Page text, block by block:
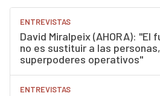
ENTREVISTAS
David Miralpeix (AHORA):
no es sustituir a las
superpoderes operativos"
ENTREVISTAS